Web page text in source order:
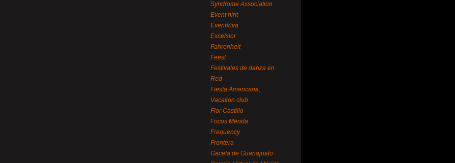
Syndrome Association
Event hint
EventViva
Excelsior
Fahrenheit
Feest
Festivales de danza en
Red
Fiesta Americana,
Vacation club
Flor Castillo
Focus Mérida
Frequency
Frontera
Gaceta de Guanajuato